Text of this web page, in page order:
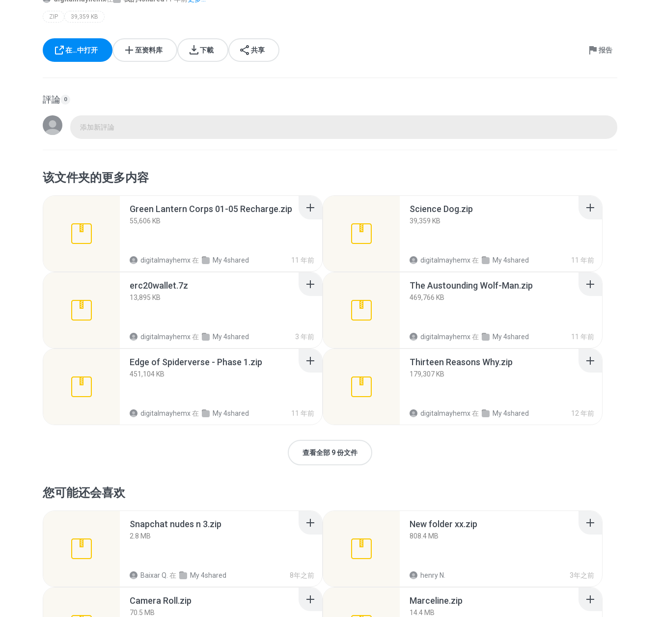
ZIP 39,359 KB
在…中打开 至资料库 下載 共享 报告
評論 0
添加新評論
该文件夹的更多内容
Green Lantern Corps 01-05 Recharge.zip
55,606 KB
digitalmayhemx在 My 4shared 11 年前
Science Dog.zip
39,359 KB
digitalmayhemx在 My 4shared 11 年前
erc20wallet.7z
13,895 KB
digitalmayhemx在 My 4shared 3 年前
The Austounding Wolf-Man.zip
469,766 KB
digitalmayhemx在 My 4shared 11 年前
Edge of Spiderverse - Phase 1.zip
451,104 KB
digitalmayhemx在 My 4shared 11 年前
Thirteen Reasons Why.zip
179,307 KB
digitalmayhemx在 My 4shared 12 年前
查看全部 9 份文件
您可能还会喜欢
Snapchat nudes n 3.zip
2.8 MB
Baixar Q. 在 My 4shared 8年之前
New folder xx.zip
808.4 MB
henry N. 3年之前
Camera Roll.zip
70.5 MB
Marceline.zip
14.4 MB